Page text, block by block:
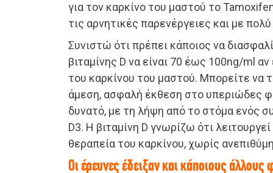
για τον καρκίνο του μαστού το
τις αρνητικές παρενέργειες και με
Συνιστώ ότι πρέπει κάποιος να
βιταμίνης D να είναι 70 έως 100ng/ml
του καρκίνου του μαστού. Μπορείτε να
άμεση, ασφαλή έκθεση στο υπεριώδες
δυνατό, με τη λήψη από το στόμα ενός
D3. Η βιταμίνη D γνωρίζω ότι
θεραπεία του καρκίνου, χωρίς
Οι έρευνες έδειξαν και κάποιους άλλους